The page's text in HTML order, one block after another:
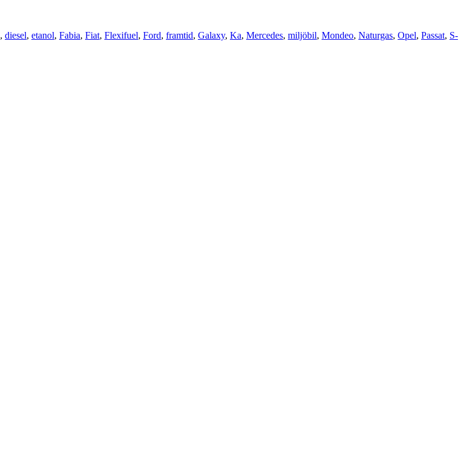
, diesel, etanol, Fabia, Fiat, Flexifuel, Ford, framtid, Galaxy, Ka, Mercedes, miljöbil, Mondeo, Naturgas, Opel, Passat, S-